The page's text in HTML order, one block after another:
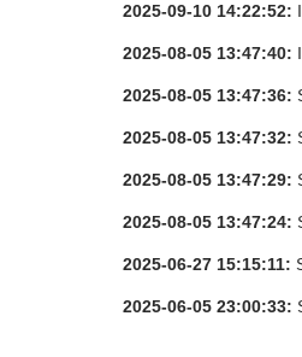
2025-09-10 14:22:52:
2025-08-05 13:47:40:
2025-08-05 13:47:36:
2025-08-05 13:47:32:
2025-08-05 13:47:29:
2025-08-05 13:47:24:
2025-06-27 15:15:11:
2025-06-05 23:00:33: